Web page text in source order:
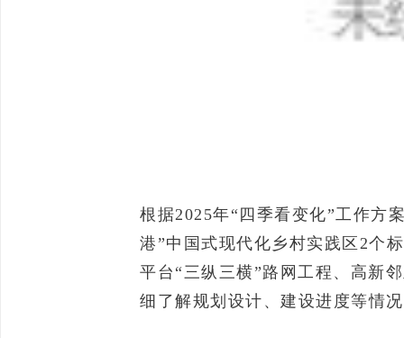
根据2025年“四季看变化”工作方
港”中国式现代化乡村实践区2个
平台“三纵三横”路网工程、高新
细了解规划设计、建设进度等情